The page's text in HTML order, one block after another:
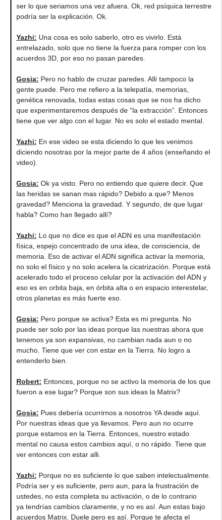
ser lo que seriamos una vez afuera. Ok, red psíquica terrestre
podría ser la explicación. Ok.
Yazhi: Una cosa es solo saberlo, otro es vivirlo. Está
entrelazado, solo que no tiene la fuerza para romper con los
acuerdos 3D, por eso no pasan paredes.
Gosia: Pero no hablo de cruzar paredes. Allí tampoco la
gente puede. Pero me refiero a la telepatía, memorias,
genética renovada, todas estas cosas que se nos ha dicho
que experimentaremos después de “la extracción”. Entonces
tiene que ver algo con el lugar. No es solo el estado mental.
Yazhi: En ese video se esta diciendo lo que les venimos
diciendo nosotras por la mejor parte de 4 años (enseñando el
video).
Gosia: Ok ya visto. Pero no entiendo que quiere decir. Que
las heridas se sanan mas rápido? Debido a que? Menos
gravedad? Menciona la gravedad. Y segundo, de que lugar
habla? Como han llegado allí?
Yazhi: Lo que no dice es que el ADN es una manifestación
física, espejo concentrado de una idea, de consciencia, de
memoria. Eso de activar el ADN significa activar la memoria,
no solo el físico y no solo acelera la cicatrización. Porque está
acelerado todo el proceso celular por la activación del ADN y
eso es en orbita baja, en órbita alta o en espacio interestelar,
otros planetas es más fuerte eso.
Gosia: Pero porque se activa? Esta es mi pregunta. No
puede ser solo por las ideas porque las nuestras ahora que
tenemos ya son expansivas, no cambian nada aun o no
mucho. Tiene que ver con estar en la Tierra. No logro a
entenderlo bien.
Robert: Entonces, porque no se activo la memoria de los que
fueron a ese lugar? Porque son sus ideas la Matrix?
Gosia: Pues debería ocurrirnos a nosotros YA desde aquí.
Por nuestras ideas que ya llevamos. Pero aun no ocurre
porque estamos en la Tierra. Entonces, nuestro estado
mental no causa estos cambios aquí, o no rápido. Tiene que
ver entonces con estar alli.
Yazhi: Porque no es suficiente lo que saben intelectualmente.
Podría ser y es suficiente, pero aun, para la frustración de
ustedes, no esta completa su activación, o de lo contrario
ya tendrías cambios claramente, y no es así. Aun estas bajo
acuerdos Matrix. Duele pero es así. Porque te afecta el